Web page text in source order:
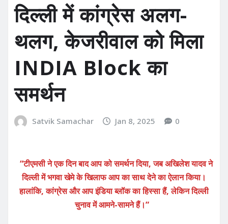
दिल्ली में कांग्रेस अलग-
थलग, केजरीवाल को मिला
INDIA Block का
समर्थन
Satvik Samachar Jan 8, 2025 0
“टीएमसी ने एक दिन बाद आप को समर्थन दिया, जब अखिलेश यादव ने
दिल्ली में भगवा खेमे के खिलाफ आप का साथ देने का ऐलान किया।
हालांकि, कांग्रेस और आप इंडिया ब्लॉक का हिस्सा हैं, लेकिन दिल्ली
चुनाव में आमने-सामने हैं।”